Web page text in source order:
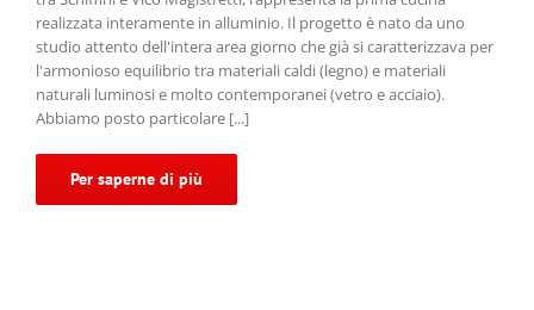
realizzata interamente in alluminio. Il progetto è nato da uno
studio attento dell'intera area giorno che già si caratterizzava per
l'armonioso equilibrio tra materiali caldi (legno) e materiali
naturali luminosi e molto contemporanei (vetro e acciaio).
Abbiamo posto particolare [...]
Per saperne di più